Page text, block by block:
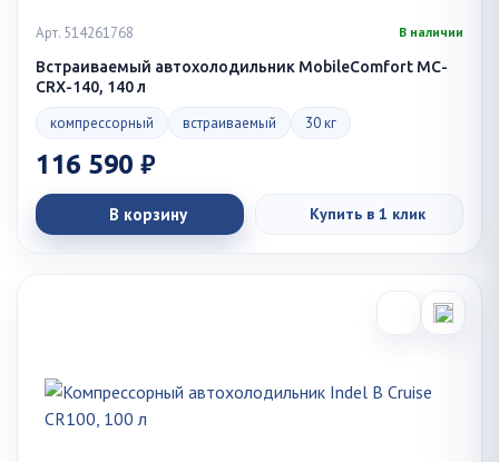
Арт. 514261768 В наличии
Встраиваемый автохолодильник MobileComfort MC-
CRX-140, 140 л
компрессорный встраиваемый 30 кг
116 590 ₽
В корзину Купить в 1 клик